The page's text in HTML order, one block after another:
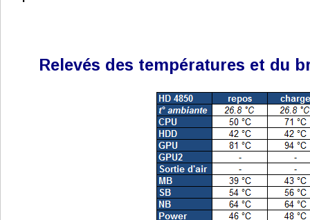
Relevés des températures et du